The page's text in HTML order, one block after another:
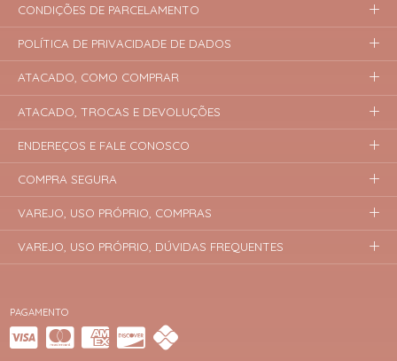
PAGAMENTO
CONDIÇÕES DE PARCELAMENTO
POLÍTICA DE PRIVACIDADE DE DADOS
ATACADO, COMO COMPRAR
ATACADO, TROCAS E DEVOLUÇÕES
ENDEREÇOS E FALE CONOSCO
COMPRA SEGURA
VAREJO, USO PRÓPRIO, COMPRAS
VAREJO, USO PRÓPRIO, DÚVIDAS FREQUENTES